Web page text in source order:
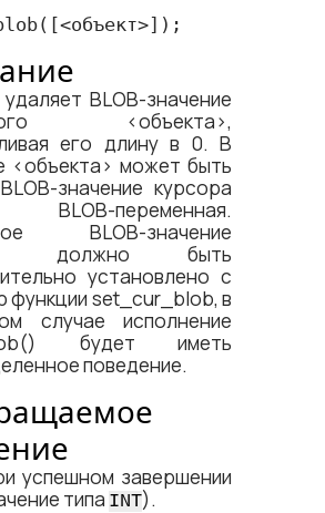
([<​объект​>]);
BLOB-значение
<​объекта​>,
его длину в 0. В
<​объекта​> может быть
значение курсора
переменная.
BLOB-значение
должно быть
установлено с
функции set_cur_blob, в
случае исполнение
будет иметь
поведение.
успешном завершении
типа INT).